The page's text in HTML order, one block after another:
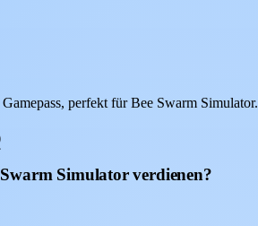
perfekt für Bee Swarm Simulator.
Simulator verdienen?